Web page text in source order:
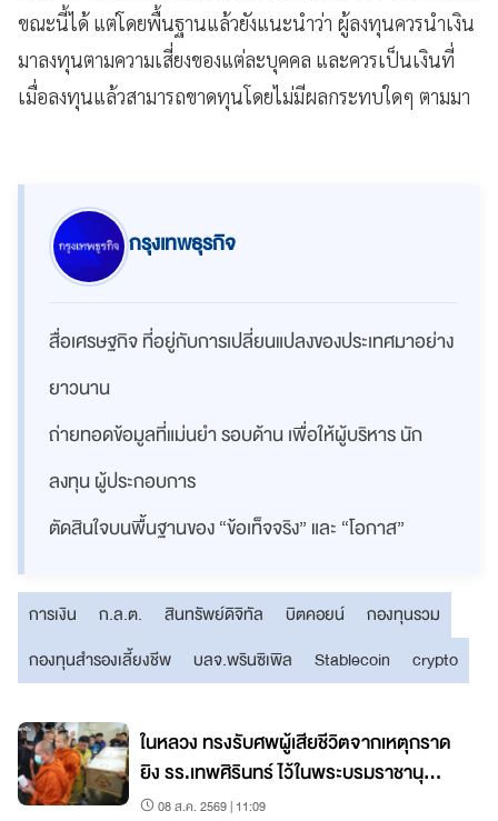
ขณะนี้ได้ แต่โดยพื้นฐานแล้วยังแนะนำว่า ผู้ลงทุนควรนำเงิน
มาลงทุนตามความเสี่ยงของแต่ละบุคคล และควรเป็นเงินที่
เมื่อลงทุนแล้วสามารถขาดทุนโดยไม่มีผลกระทบใดๆ ตามมา
กรุงเทพธุรกิจ
สื่อเศรษฐกิจ ที่อยู่กับการเปลี่ยนแปลงของประเทศมาอย่าง
ยาวนาน
ถ่ายทอดข้อมูลที่แม่นยำ รอบด้าน เพื่อให้ผู้บริหาร นัก
ลงทุน ผู้ประกอบการ
ตัดสินใจบนพื้นฐานของ “ข้อเท็จจริง” และ “โอกาส”
การเงิน ก.ล.ต. สินทรัพย์ดิจิทัล บิตคอยน์
กองทุนรวม
กองทุนสำรองเลี้ยงชีพ
บลจ.พรินซิเพิล Stablecoin crypto
ในหลวง ทรงรับศพผู้เสียชีวิตจากเหตุกราด
ยิง รร.เทพศิรินทร์ ไว้ในพระบรมราชานุ
เคราะห์
08 ส.ค. 2569 | 11:09